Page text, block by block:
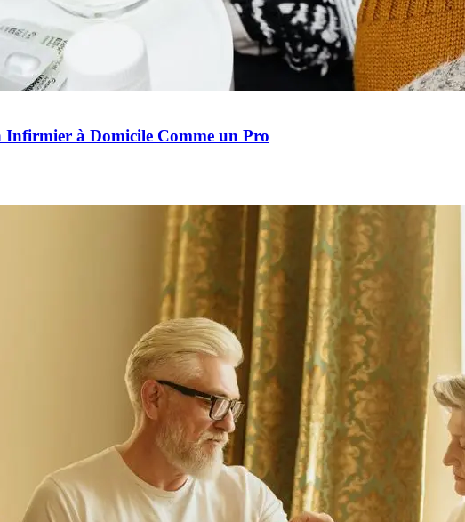
Infirmier à Domicile Comme un Pro